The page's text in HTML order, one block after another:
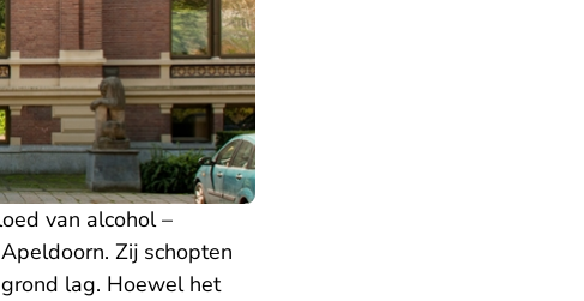
van alcohol –
Zij schopten
lag. Hoewel het